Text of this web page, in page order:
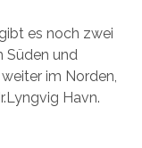
es noch zwei
Süden und
im Norden,
Havn.